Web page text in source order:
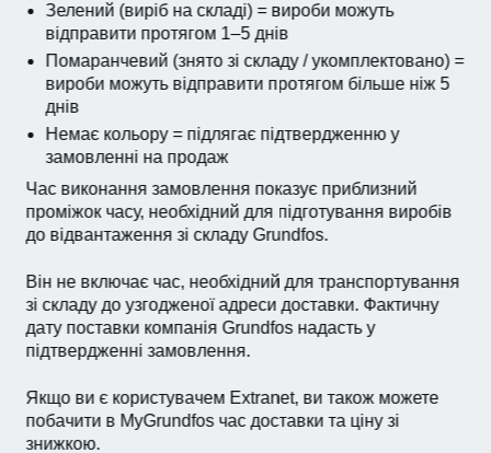
Зелений (виріб на складі) = вироби можуть
відправити протягом 1–5 днів
Помаранчевий (знято зі складу / укомплектовано) =
вироби можуть відправити протягом більше ніж 5
днів
Немає кольору = підлягає підтвердженню у
замовленні на продаж
Час виконання замовлення показує приблизний
проміжок часу, необхідний для підготування виробів
до відвантаження зі складу Grundfos.
Він не включає час, необхідний для транспортування
зі складу до узгодженої адреси доставки. Фактичну
дату поставки компанія Grundfos надасть у
підтвердженні замовлення.
Якщо ви є користувачем Extranet, ви також можете
побачити в MyGrundfos час доставки та ціну зі
знижкою.